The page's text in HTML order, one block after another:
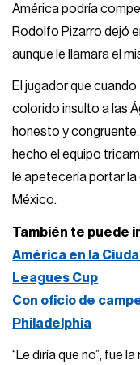
América podría
Rodolfo Pizarro dejó
aunque le llamara el
El jugador que
colorido insulto a las
honesto y
hecho el equipo
le apetecería portar
México.
También te puede
América en la
Leagues Cup
Con oficio de
Philadelphia
“Le diría que no”, fue